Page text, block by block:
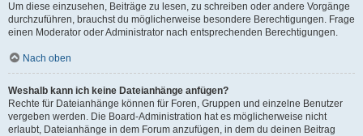
Um diese einzusehen, Beiträge zu lesen, zu schreiben oder andere Vorgänge
durchzuführen, brauchst du möglicherweise besondere Berechtigungen. Frage
einen Moderator oder Administrator nach entsprechenden Berechtigungen.
Nach oben
Weshalb kann ich keine Dateianhänge anfügen?
Rechte für Dateianhänge können für Foren, Gruppen und einzelne Benutzer
vergeben werden. Die Board-Administration hat es möglicherweise nicht
erlaubt, Dateianhänge in dem Forum anzufügen, in dem du deinen Beitrag